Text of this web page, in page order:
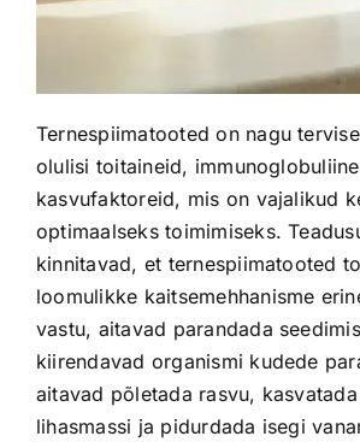
Ternespiimatooted on nagu
olulisi toitaineid,
kasvufaktoreid, mis on vajalikud
optimaalseks toimimiseks.
kinnitavad, et ternespiimatooted
loomulikke kaitsemehhanisme
vastu, aitavad parandada
kiirendavad organismi kudede
aitavad põletada rasvu,
lihasmassi ja pidurdada isegi